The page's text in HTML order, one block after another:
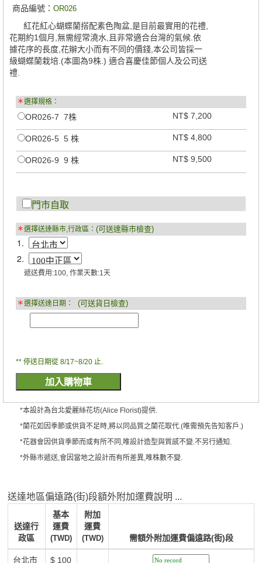
商品編號：OR026
紅花紅心蝴蝶蘭搭配素色陶盆,是目前最實用的花禮,
花期約1個月,無需經常澆水,且非常適合台灣的氣候.依
據花序的長度,花辮大小而有不同的價錢,本公司皆採一
級蝴蝶蘭栽培.(本圖為9株.) 適合喜慶佳節個人及公司送
禮.
＊選擇規格：
OR026-7 7株 NT$ 7,200
OR026-5 5 株 NT$ 4,800
OR026-9 9 株 NT$ 9,500
門市自取
＊選擇送達縣市,行政區： (可送達縣市檢查)
1.
2.
遞送費用:100, 作業天數:1天
＊選擇送達日期： (可送貨日檢查)
** 停送日期從 8/17~8/20 止.
*本設計為台北愛麗絲花坊(Alice Florist)提供.
*蘭花如因季節或供貨不足時,將以同品質之蘭花取代.(唯需預先告知客戶.)
*花器會因供貨季節而或有所不同,唯設計造型與質感不變.不另行通知.
*外縣市遞送,會因當地之設計而有所差異,唯株數不變.
送達地區偏遠路(街)段額外附加運費說明 ...
送達行
政區
基本
運費
(TWD)
附加
運費
(TWD) 需額外附加運費偏遠路(街)段
台北市
$ 100